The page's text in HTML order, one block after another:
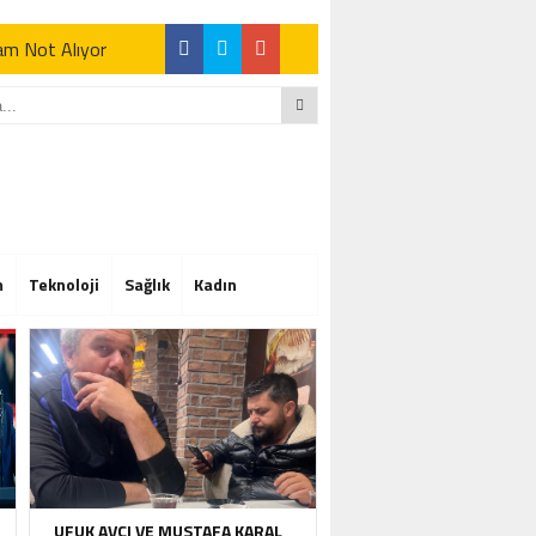
Not Alıyor
Not Alıyor
Teknoloji Sağlık Kadın
UFUK AVCI VE MUSTAFA KARAL